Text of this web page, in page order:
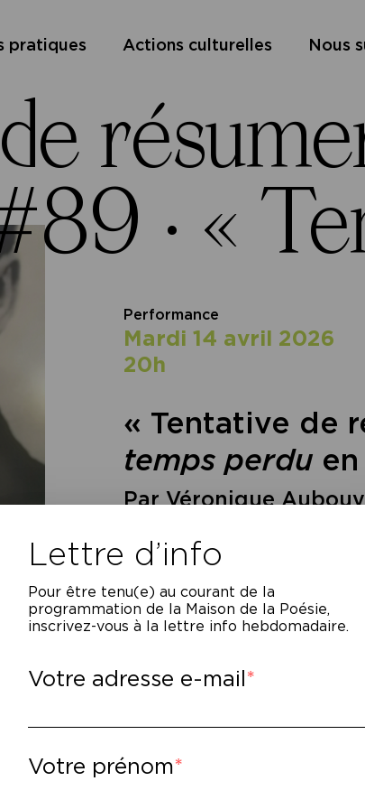
pratiques Actions culturelles Nous
· «
Performance
mardi 14 avril 2026
20h
« Tentative de
temps perduen
Par Véronique Aubouy
plus de trente ans, l’artiste
autour deÀ la recherche du temps
elle tente de résumer
La
de ce livre peu ordinaire qui
avec mes propres mots,
Lettre d’info
Pour être tenu(e) au courant de la
programmation de la Maison de la Poésie,
inscrivez-vous à la lettre info hebdomadaire.
Votre adresse e-mail
Votre prénom